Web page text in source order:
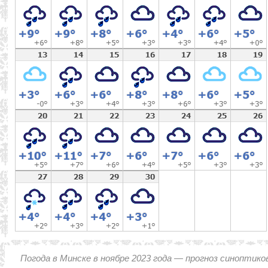
Погода в Минске в ноябре 2023 года — прогноз